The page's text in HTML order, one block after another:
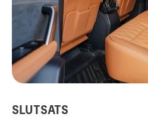
SLUTSATS